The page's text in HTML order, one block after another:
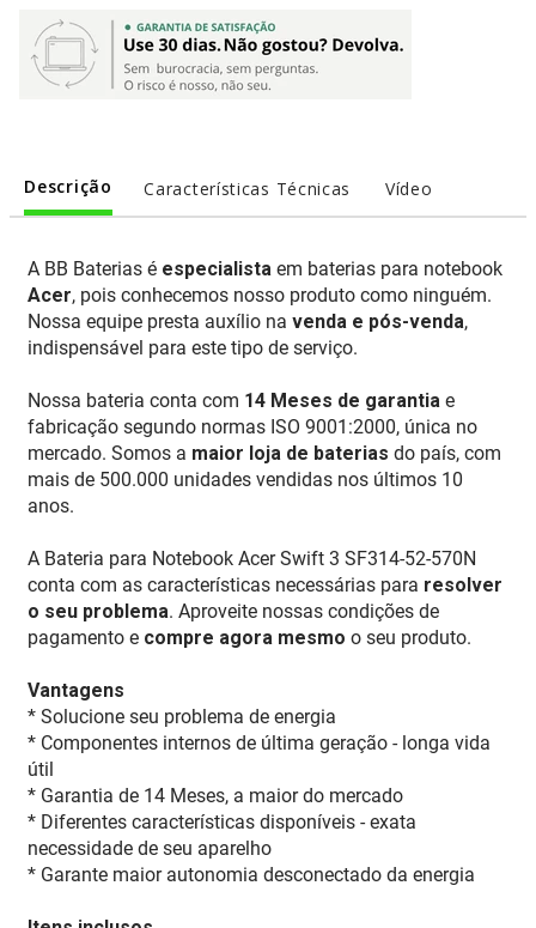
Descrição Características Técnicas Vídeo
A BB Baterias é especialista em baterias para notebook
Acer, pois conhecemos nosso produto como ninguém.
Nossa equipe presta auxílio na venda e pós-venda,
indispensável para este tipo de serviço.
Nossa bateria conta com 14 Meses de garantia e
fabricação segundo normas ISO 9001:2000, única no
mercado. Somos a maior loja de baterias do país, com
mais de 500.000 unidades vendidas nos últimos 10
anos.
A Bateria para Notebook Acer Swift 3 SF314-52-570N
conta com as características necessárias para resolver
o seu problema. Aproveite nossas condições de
pagamento e compre agora mesmo o seu produto.
Vantagens
* Solucione seu problema de energia
* Componentes internos de última geração - longa vida
útil
* Garantia de 14 Meses, a maior do mercado
* Diferentes características disponíveis - exata
necessidade de seu aparelho
* Garante maior autonomia desconectado da energia